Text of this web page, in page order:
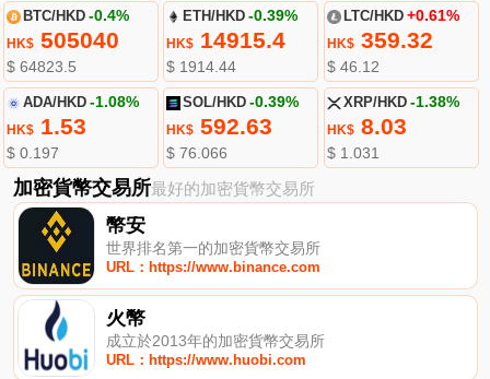
BTC/HKD -0.4%
HK$505040
$ 64823.5
ETH/HKD -0.39%
HK$ 14915.4
$ 1914.44
LTC/HKD +0.61%
HK$359.32
$ 46.12
ADA/HKD -1.08%
HK$1.53
$ 0.197
SOL/HKD -0.39%
HK$ 592.63
$ 76.066
XRP/HKD -1.38%
HK$8.03
$ 1.031
加密貨幣交易所最好的加密貨幣交易所
幣安
世界排名第一的加密貨幣交易所
URL：https://www.binance.com
火幣
成立於2013年的加密貨幣交易所
URL：https://www.huobi.com